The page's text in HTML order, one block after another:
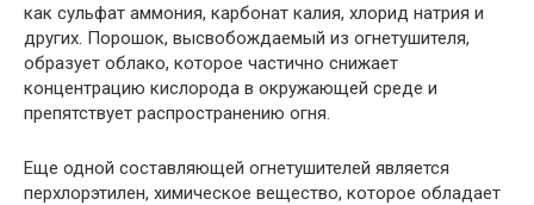
как сульфат аммония, карбонат калия, хлорид натрия и
других. Порошок, высвобождаемый из огнетушителя,
образует облако, которое частично снижает
концентрацию кислорода в окружающей среде и
препятствует распространению огня.
Еще одной составляющей огнетушителей является
перхлорэтилен, химическое вещество, которое обладает